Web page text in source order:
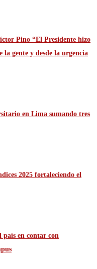
Pino “El Presidente hizo
la gente y desde la urgencia
en Lima sumando tres
2025 fortaleciendo el
en contar con